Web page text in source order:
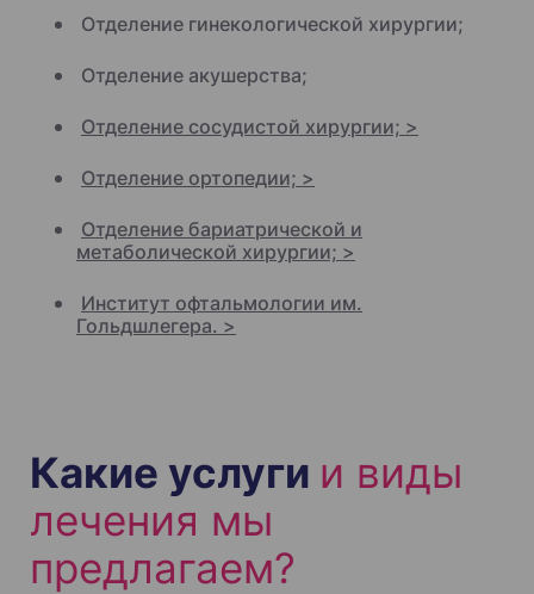
Отделение гинекологической хирургии;
Отделение акушерства;
Отделение сосудистой хирургии; >
Отделение ортопедии; >
Отделение бариатрической и
метаболической хирургии; >
Институт офтальмологии им.
Гольдшлегера. >
Какие услуги и виды
лечения мы
предлагаем?